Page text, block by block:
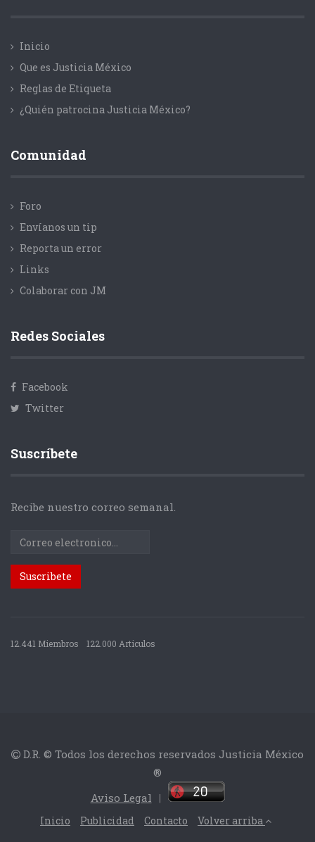
Inicio
Que es Justicia México
Reglas de Etiqueta
¿Quién patrocina Justicia México?
Comunidad
Foro
Envíanos un tip
Reporta un error
Links
Colaborar con JM
Redes Sociales
Facebook
Twitter
Suscríbete
Recibe nuestro correo semanal.
12.441 Miembros 122.000 Articulos
D.R. © Todos los derechos reservados Justicia México
®
Aviso Legal |
Inicio Publicidad Contacto Volver arriba